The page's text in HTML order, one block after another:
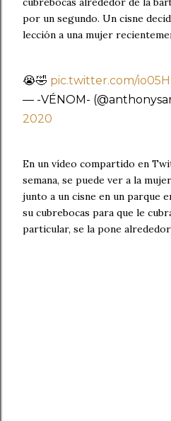
por un segundo. Un cisne
lección a una mujer
😭🤣 pic.twitter.com/
— -VÉNOM-
2020
En un vídeo compartido en
semana, se puede ver a la
junto a un cisne en un parque
su cubrebocas para que le
particular, se la pone